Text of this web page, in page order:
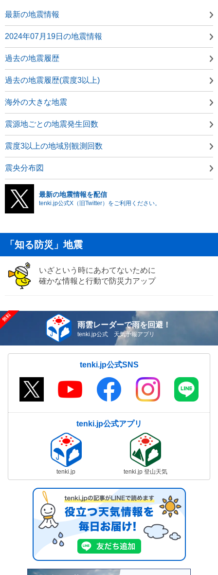
最新の地震情報
2024年07月19日の地震情報
過去の地震履歴
過去の地震履歴(震度3以上)
海外の大きな地震
震源地ごとの地震発生回数
震度3以上の地域別観測回数
震央分布図
最新の地震情報を配信
tenki.jp公式X（旧Twitter）をご利用ください。
「知る防災」地震
いざという時にあわてないために
確かな情報と行動で防災力アップ
雨雲レーダーで雨を回避！
tenki.jp公式 天気予報アプリ
tenki.jp公式SNS
tenki.jp公式アプリ
tenki.jp tenki.jp 登山天気